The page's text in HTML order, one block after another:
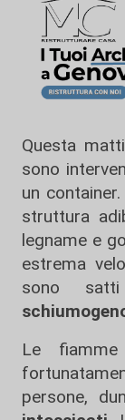
Questa
sono
un
struttura
legname e
estrema
sono
Le
persone,